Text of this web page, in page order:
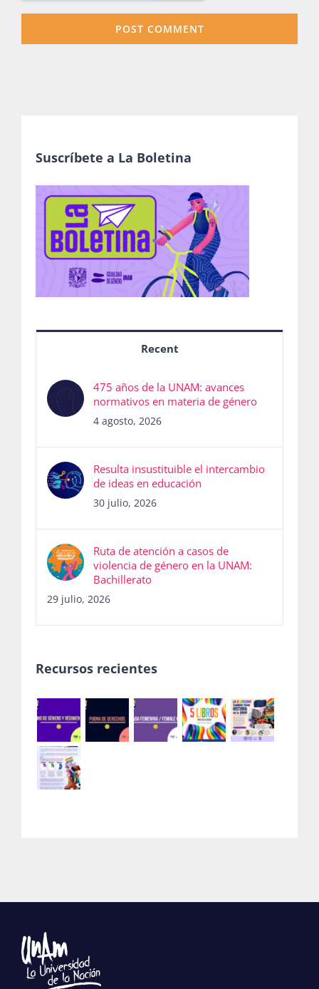
Suscríbete a La Boletina
Recent
475 años de la UNAM: avances
normativos en materia de género
4 agosto, 2026
Resulta insustituible el intercambio
de ideas en educación
30 julio, 2026
Ruta de atención a casos de
violencia de género en la UNAM:
Bachillerato
29 julio, 2026
Recursos recientes